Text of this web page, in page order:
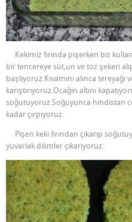
Kekimiz fırında pişerken biz
bir tencereye süt,un ve toz şekeri
başlıyoruz.Kıvamını alınca tereyağı
karıştırıyoruz.Ocağın altını
soğutuyoruz.Soğuyunca hindistan
kadar çırpıyoruz.
Pişen keki fırından çıkarıp
yuvarlak dilimler çıkarıyoruz.